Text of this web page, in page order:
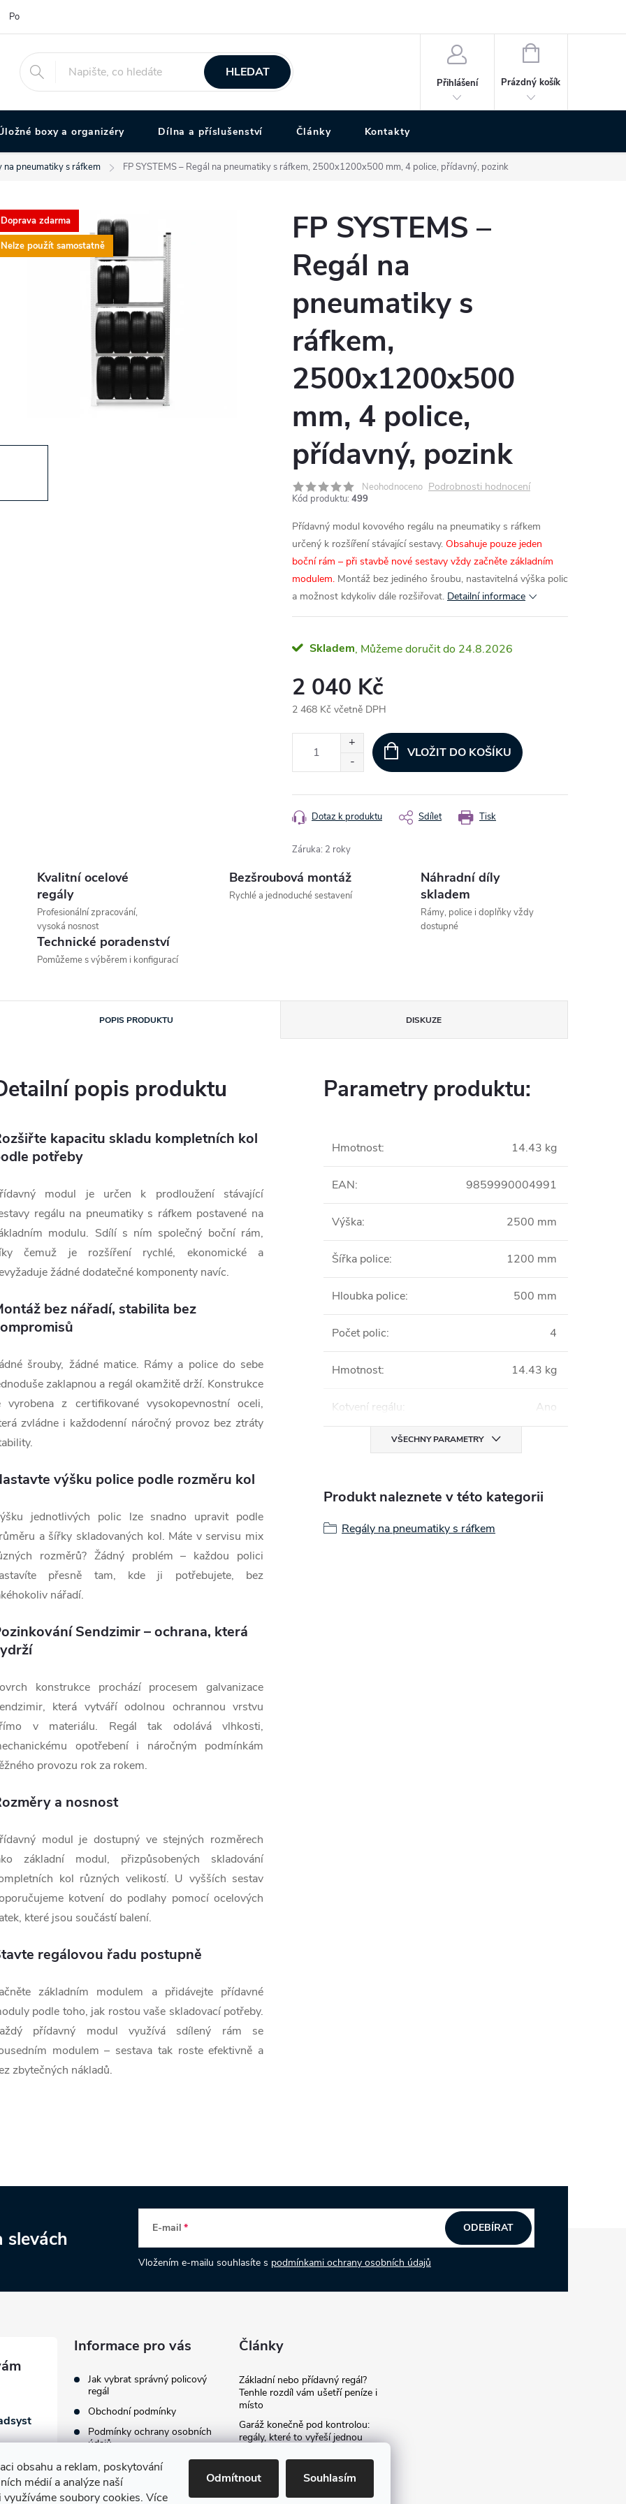
obsahu a reklam, poskytování
médií a analýze naší
využíváme soubory cookies. Více
Odmítnout Souhlasím
Podmínky ochrany osobních údajů
HLEDAT
Přihlášení
NÁKUPNÍ
Prázdný košík
boxy a organizéry Dílna a příslušenství Články Kontakty
na pneumatiky s ráfkem FP SYSTEMS – Regál na pneumatiky s ráfkem, 2500x1200x500 mm, 4 police, přídavný, pozink
Doprava zdarma
Nelze použít samostatně
FP SYSTEMS –
Regál na
pneumatiky s
ráfkem,
2500x1200x500
mm, 4 police,
přídavný, pozink
Neohodnoceno Podrobnosti hodnocení
Kód produktu: 499
Přídavný modul kovového regálu na pneumatiky s ráfkem
určený k rozšíření stávající sestavy. Obsahuje pouze jeden
boční rám – při stavbě nové sestavy vždy začněte základním
modulem. Montáž bez jediného šroubu, nastavitelná výška polic
a možnost kdykoliv dále rozšiřovat. Detailní informace
Skladem 24.8.2026
2 040 Kč
2 468 Kč včetně DPH
VLOŽIT DO KOŠÍKU
Tisk
Dotaz k produktu Sdílet
Záruka: 2 roky
Kvalitní ocelové
regály
Profesionální zpracování,
vysoká nosnost
Bezšroubová montáž
Rychlé a jednoduché sestavení
Náhradní díly
skladem
Rámy, police i doplňky vždy
dostupné
Technické poradenství
Pomůžeme s výběrem i konfigurací
POPIS PRODUKTU DISKUZE
popis produktu
kapacitu skladu kompletních kol
potřeby
modul je určen k prodloužení stávající
regálu na pneumatiky s ráfkem postavené na
modulu. Sdílí s ním společný boční rám,
čemuž je rozšíření rychlé, ekonomické a
žádné dodatečné komponenty navíc.
bez nářadí, stabilita bez
šrouby, žádné matice. Rámy a police do sebe
zaklapnou a regál okamžitě drží. Konstrukce
vyrobena z certifikované vysokopevnostní oceli,
zvládne i každodenní náročný provoz bez ztráty
výšku police podle rozměru kol
jednotlivých polic lze snadno upravit podle
a šířky skladovaných kol. Máte v servisu mix
rozměrů? Žádný problém – každou polici
přesně tam, kde ji potřebujete, bez
nářadí.
Sendzimir – ochrana, která
konstrukce prochází procesem galvanizace
která vytváří odolnou ochrannou vrstvu
v materiálu. Regál tak odolává vlhkosti,
opotřebení i náročným podmínkám
provozu rok za rokem.
a nosnost
modul je dostupný ve stejných rozměrech
základní modul, přizpůsobených skladování
kol různých velikostí. U vyšších sestav
kotvení do podlahy pomocí ocelových
které jsou součástí balení.
regálovou řadu postupně
základním modulem a přidávejte přídavné
podle toho, jak rostou vaše skladovací potřeby.
přídavný modul využívá sdílený rám se
modulem – sestava tak roste efektivně a
zbytečných nákladů.
Parametry produktu:
Hmotnost: 14.43 kg
EAN: 9859990004991
Výška: 2500 mm
Šířka police: 1200 mm
Hloubka police: 500 mm
Počet polic: 4
Hmotnost: 14.43 kg
Kotvení regálu : Ano
VŠECHNY PARAMETRY
Produkt naleznete v této kategorii
Regály na pneumatiky s ráfkem
slevách E-mail
Vložením e-mailu souhlasíte s podmínkami ochrany osobních údajů
ODEBÍRAT
Informace pro vás
Jak vybrat správný policový
regál
Obchodní podmínky
Podmínky ochrany osobních
údajů
Články
Základní nebo přídavný regál?
Tenhle rozdíl vám ušetří peníze i
místo
Garáž konečně pod kontrolou:
regály, které to vyřeší jednou
Jak vybavit firemní archiv:
průvodce výběrem archivních
regálů